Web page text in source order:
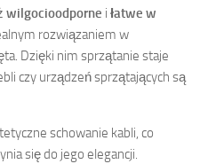
wilgocioodporne i łatwe w
rozwiązaniem w
Dzięki nim sprzątanie staje
czy urządzeń sprzątających są
schowanie kabli, co
się do jego elegancji.